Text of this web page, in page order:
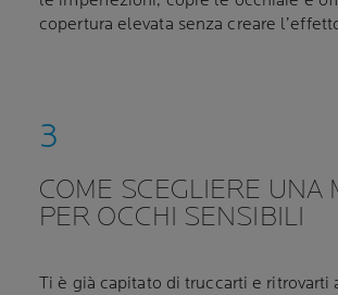
copertura elevata senza creare
COME SCEGLIERE UNA
PER OCCHI SENSIBILI
Ti è già capitato di truccarti e ritrovarti